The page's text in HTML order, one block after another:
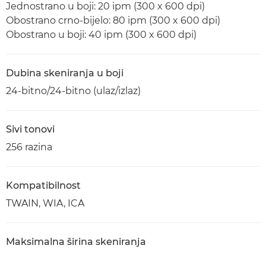
Jednostrano u boji: 20 ipm (300 x 600 dpi)
Obostrano crno-bijelo: 80 ipm (300 x 600 dpi)
Obostrano u boji: 40 ipm (300 x 600 dpi)
Dubina skeniranja u boji
24-bitno/24-bitno (ulaz/izlaz)
Sivi tonovi
256 razina
Kompatibilnost
TWAIN, WIA, ICA
Maksimalna širina skeniranja